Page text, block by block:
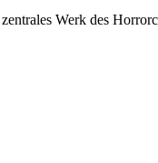
Werk des